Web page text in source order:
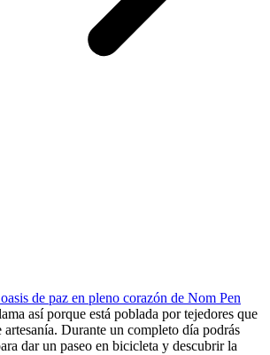
de paz en pleno corazón de Nom Pen
así porque está poblada por tejedores que
artesanía. Durante un completo día podrás
dar un paseo en bicicleta y descubrir la